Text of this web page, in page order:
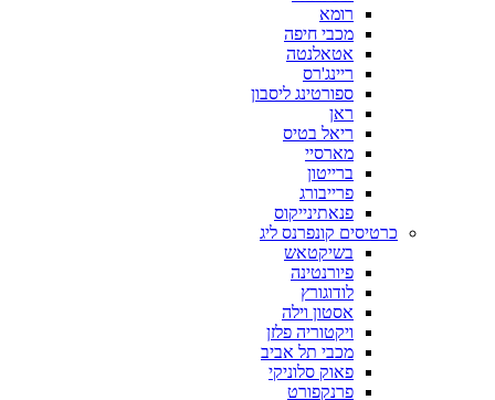
רומא
מכבי חיפה
אטאלנטה
ריינג'רס
ספורטינג ליסבון
ראן
ריאל בטיס
מארסיי
ברייטון
פרייבורג
פנאתינייקוס
כרטיסים קונפרנס ליג
בשיקטאש
פיורנטינה
לודוגורץ
אסטון וילה
ויקטוריה פלזן
מכבי תל אביב
פאוק סלוניקי
פרנקפורט